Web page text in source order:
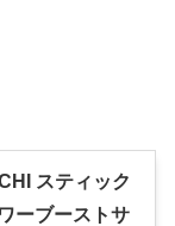
スティック
ーブーストサ